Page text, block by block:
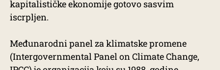
kapitalističke ekonomije gotovo sasvim
iscrpljen.
Međunarodni panel za klimatske promene
(Intergovernmental Panel on Climate Change,